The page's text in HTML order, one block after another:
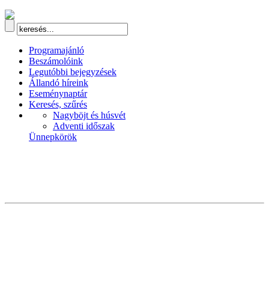
Programajánló
Beszámolóink
Legutóbbi bejegyzések
Állandó híreink
Eseménynaptár
Keresés, szűrés
Nagyböjt és húsvét
Adventi időszak
Ünnepkörök